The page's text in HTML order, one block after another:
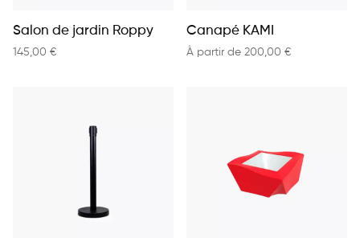
Salon de jardin Roppy
145,00 €
Canapé KAMI
À partir de 200,00 €